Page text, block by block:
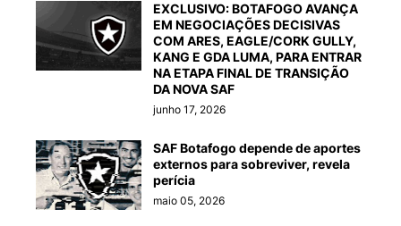
EXCLUSIVO: BOTAFOGO AVANÇA
EM NEGOCIAÇÕES DECISIVAS
COM ARES, EAGLE/CORK GULLY,
KANG E GDA LUMA, PARA ENTRAR
NA ETAPA FINAL DE TRANSIÇÃO
DA NOVA SAF
junho 17, 2026
SAF Botafogo depende de aportes
externos para sobreviver, revela
perícia
maio 05, 2026